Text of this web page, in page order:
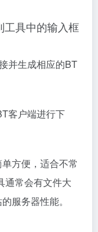
工具中的输入框
并生成相应的BT
客户端进行下
方便，适合不常
通常会有文件大
服务器性能。